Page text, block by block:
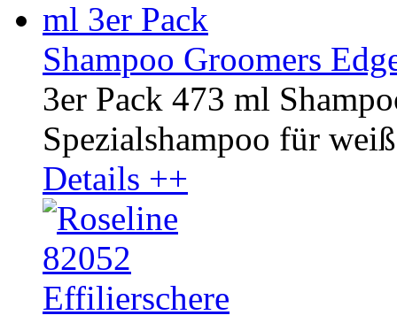
Shampoo Groomers
3er Pack 473 ml
Spezialshampoo für
Details ++